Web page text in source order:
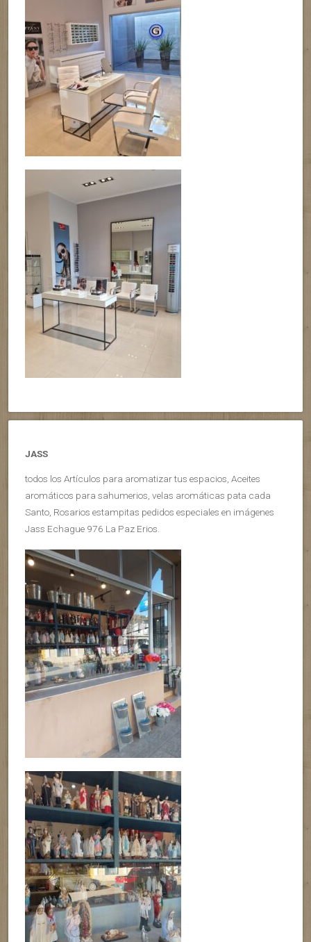
JASS
todos los Artículos para aromatizar tus espacios, Aceites
aromáticos para sahumerios, velas aromáticas pata cada
Santo, Rosarios estampitas pedidos especiales en imágenes
Jass Echague 976 La Paz Erios.